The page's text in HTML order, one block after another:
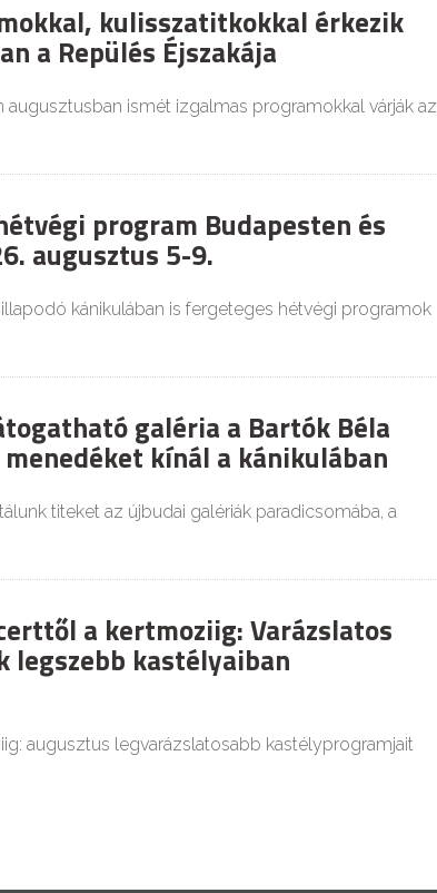
kulisszatitkokkal érkezik
a Repülés Éjszakája
augusztusban ismét izgalmas programokkal várják az
program Budapesten és
augusztus 5-9.
kánikulában is fergeteges hétvégi programok
galéria a Bartók Béla
kínál a kánikulában
titeket az újbudai galériák paradicsomába, a
a kertmoziig: Varázslatos
legszebb kastélyaiban
augusztus legvarázslatosabb kastélyprogramjait